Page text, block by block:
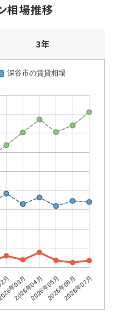
相場推移
3年